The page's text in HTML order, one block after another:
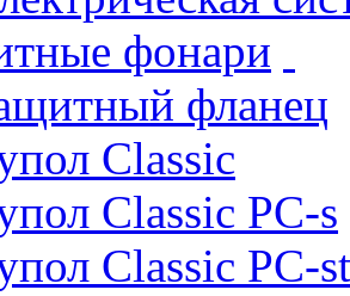
фонари
фланец
Classic
Classic PC-s
Classic PC-st